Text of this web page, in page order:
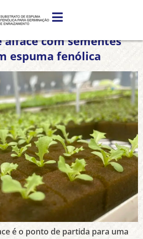
alface com sementes
espuma fenólica
é o ponto de partida para uma